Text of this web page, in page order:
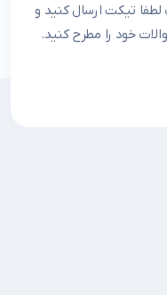
تیکت ارسال کنید و
خود را مطرح کنید.